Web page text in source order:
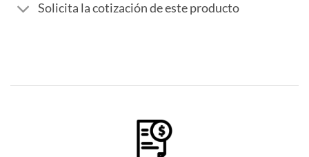
Solicita la cotización de este producto